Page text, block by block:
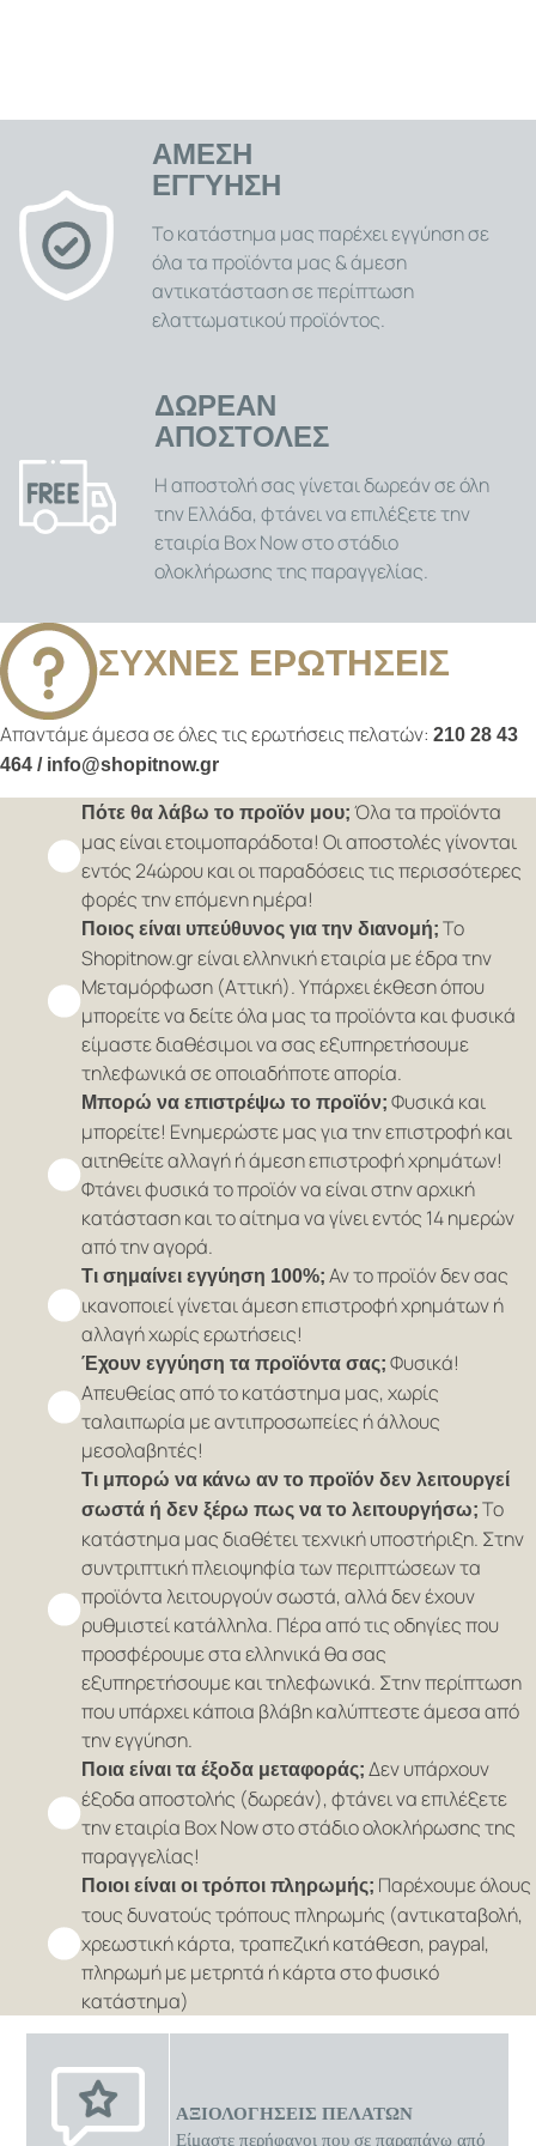
ΑΜΕΣΗ
ΕΓΓΥΗΣΗ
Το κατάστημα μας παρέχει εγγύηση σε
όλα τα προϊόντα μας & άμεση
αντικατάσταση σε περίπτωση
ελαττωματικού προϊόντος.
ΔΩΡΕΑΝ
ΑΠΟΣΤΟΛΕΣ
Η αποστολή σας γίνεται δωρεάν σε όλη
την Ελλάδα, φτάνει να επιλέξετε την
εταιρία Box Now στο στάδιο
ολοκλήρωσης της παραγγελίας.
ΣΥΧΝΕΣ ΕΡΩΤΗΣΕΙΣ
Απαντάμε άμεσα σε όλες τις ερωτήσεις πελατών: 210 28 43
464 / info@shopitnow.gr
Πότε θα λάβω το προϊόν μου; Όλα τα προϊόντα
μας είναι ετοιμοπαράδοτα! Οι αποστολές γίνονται
εντός 24ώρου και οι παραδόσεις τις περισσότερες
φορές την επόμενη ημέρα!
Ποιος είναι υπεύθυνος για την διανομή; Το
Shopitnow.gr είναι ελληνική εταιρία με έδρα την
Μεταμόρφωση (Αττική). Υπάρχει έκθεση όπου
μπορείτε να δείτε όλα μας τα προϊόντα και φυσικά
είμαστε διαθέσιμοι να σας εξυπηρετήσουμε
τηλεφωνικά σε οποιαδήποτε απορία.
Μπορώ να επιστρέψω το προϊόν; Φυσικά και
μπορείτε! Ενημερώστε μας για την επιστροφή και
αιτηθείτε αλλαγή ή άμεση επιστροφή χρημάτων!
Φτάνει φυσικά το προϊόν να είναι στην αρχική
κατάσταση και το αίτημα να γίνει εντός 14 ημερών
από την αγορά.
Τι σημαίνει εγγύηση 100%; Αν το προϊόν δεν σας
ικανοποιεί γίνεται άμεση επιστροφή χρημάτων ή
αλλαγή χωρίς ερωτήσεις!
Έχουν εγγύηση τα προϊόντα σας; Φυσικά!
Απευθείας από το κατάστημα μας, χωρίς
ταλαιπωρία με αντιπροσωπείες ή άλλους
μεσολαβητές!
Τι μπορώ να κάνω αν το προϊόν δεν λειτουργεί
σωστά ή δεν ξέρω πως να το λειτουργήσω; Το
κατάστημα μας διαθέτει τεχνική υποστήριξη. Στην
συντριπτική πλειοψηφία των περιπτώσεων τα
προϊόντα λειτουργούν σωστά, αλλά δεν έχουν
ρυθμιστεί κατάλληλα. Πέρα από τις οδηγίες που
προσφέρουμε στα ελληνικά θα σας
εξυπηρετήσουμε και τηλεφωνικά. Στην περίπτωση
που υπάρχει κάποια βλάβη καλύπτεστε άμεσα από
την εγγύηση.
Ποια είναι τα έξοδα μεταφοράς; Δεν υπάρχουν
έξοδα αποστολής (δωρεάν), φτάνει να επιλέξετε
την εταιρία Box Now στο στάδιο ολοκλήρωσης της
παραγγελίας!
Ποιοι είναι οι τρόποι πληρωμής; Παρέχουμε όλους
τους δυνατούς τρόπους πληρωμής (αντικαταβολή,
χρεωστική κάρτα, τραπεζική κατάθεση, paypal,
πληρωμή με μετρητά ή κάρτα στο φυσικό
κατάστημα)
ΑΞΙΟΛΟΓΗΣΕΙΣ ΠΕΛΑΤΩΝ
Είμαστε περήφανοι που σε παραπάνω από